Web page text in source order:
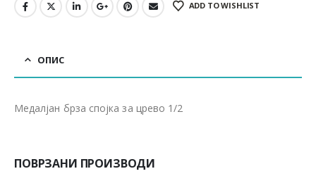
ADD TO WISHLIST
ОПИС
Медалјан брза спојка за црево 1/2
ПОВРЗАНИ ПРОИЗВОДИ